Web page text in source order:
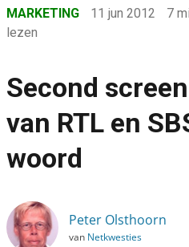
›
Marketing
›
Second screen: de experts van
MARKETING 11 jun 2012
7
lezen
Second
van RTL en
woord
Peter Olsthoorn
van Netkwesties